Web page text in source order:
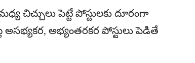
చిచ్చులు పెట్టే పోస్టులకు దూరంగా
అభ్యంతరకర పోస్టులు పెడితే